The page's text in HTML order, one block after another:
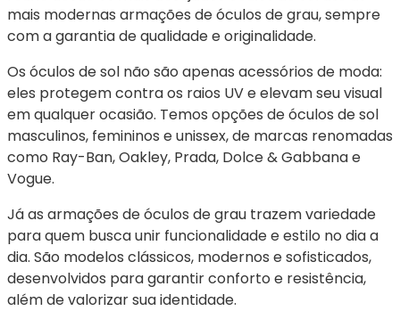
mais modernas armações de óculos de grau, sempre
com a garantia de qualidade e originalidade.
Os óculos de sol não são apenas acessórios de moda:
eles protegem contra os raios UV e elevam seu visual
em qualquer ocasião. Temos opções de óculos de sol
masculinos, femininos e unissex, de marcas renomadas
como Ray-Ban, Oakley, Prada, Dolce & Gabbana e
Vogue.
Já as armações de óculos de grau trazem variedade
para quem busca unir funcionalidade e estilo no dia a
dia. São modelos clássicos, modernos e sofisticados,
desenvolvidos para garantir conforto e resistência,
além de valorizar sua identidade.